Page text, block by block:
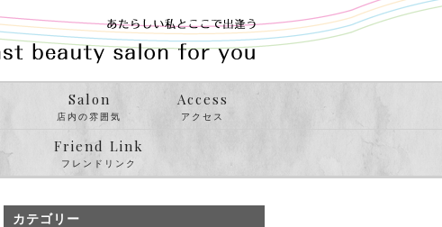
Salon
店内の雰囲気
Access
アクセス
Friend Link
フレンドリンク
カテゴリー